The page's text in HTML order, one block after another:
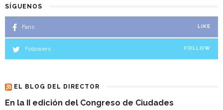
SÍGUENOS
Fans LIKE
Followers FOLLOW
EL BLOG DEL DIRECTOR
En la II edición del Congreso de Ciudades